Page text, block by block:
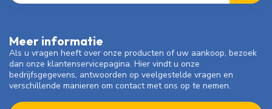
Meer informatie
Als u vragen heeft over onze producten of uw aankoop, bezoek
dan onze klantenservicepagina. Hier vindt u onze
bedrijfsgegevens, antwoorden op veelgestelde vragen en
verschillende manieren om contact met ons op te nemen.